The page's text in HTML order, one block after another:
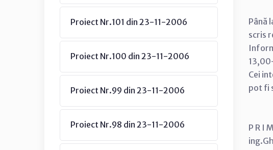
Proiect Nr.101 din 23-11-2006
Proiect Nr.100 din 23-11-2006
Proiect Nr.99 din 23-11-2006
Proiect Nr.98 din 23-11-2006
Până
scris
Cei
pot fi
P R I